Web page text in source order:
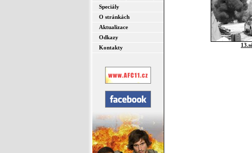
Speciály
O stránkách
Aktualizace
Odkazy
Kontakty